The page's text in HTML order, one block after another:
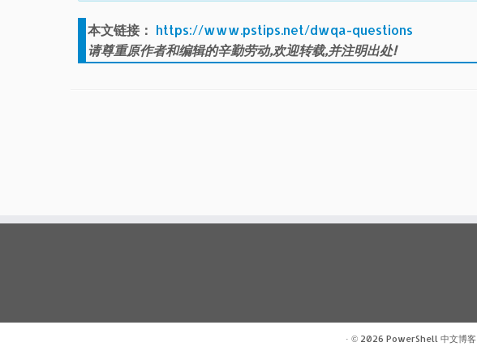
本文链接： https://www.pstips.net/dwqa-questions
请尊重原作者和编辑的辛勤劳动,欢迎转载,并注明出处!
· © 2026 PowerShell 中文博客